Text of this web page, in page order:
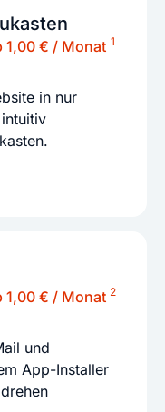
1,00 € / Monat 1
in nur
1,00 € / Monat 2
und
App-Installer